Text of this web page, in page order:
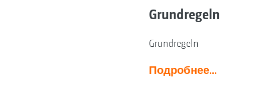
Grundregeln
Grundregeln
Подробнее...